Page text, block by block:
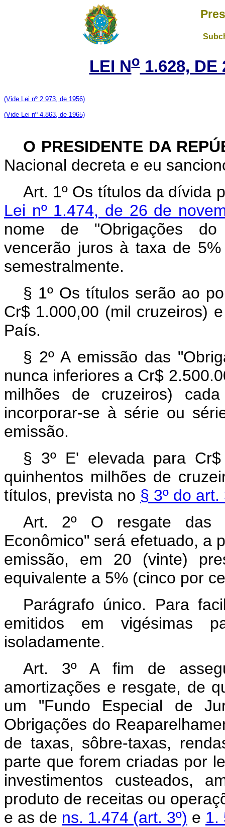
LEI No1.628, DE
(Vide Lei nº 2.973, de 1956)
(Vide Lei nº 4.863, de 1965)
O PRESIDENTE DA
Nacional decreta e eu
Art. 1º Os títulos da dívida
Lei nº 1.474, de 26 de
nome de "Obrigações do
vencerão juros à taxa de
semestralmente.
§ 1º Os títulos serão ao
Cr$ 1.000,00 (mil cruzeiros)
País.
§ 2º A emissão das
nunca inferiores a Cr$
milhões de cruzeiros)
incorporar-se à série ou
emissão.
§ 3º E' elevada para
quinhentos milhões de
títulos, prevista no § 3º do
Art. 2º O resgate das
Econômico" será efetuado, a
emissão, em 20 (vinte)
equivalente a 5% (cinco por
Parágrafo único. Para
emitidos em vigésimas
isoladamente.
Art. 3º A fim de
amortizações e resgate, de
um "Fundo Especial de
Obrigações do
de taxas, sôbre-taxas,
parte que forem criadas por
investimentos custeados,
produto de receitas ou
e as de ns. 1.474 (art. 3º) e 1.